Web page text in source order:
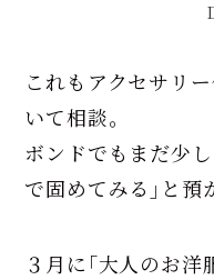
これもアクセサリ
いて相談。
ボンドでもまだ少
で固めてみる｣と預
３月に｢大人のお洋